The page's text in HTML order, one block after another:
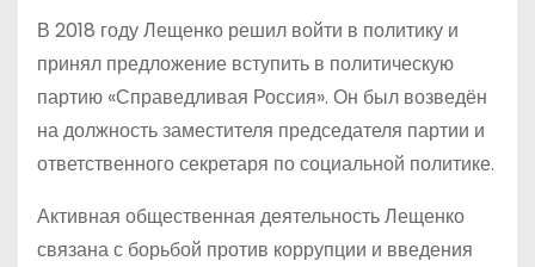
В 2018 году Лещенко решил войти в политику и
принял предложение вступить в политическую
партию «Справедливая Россия». Он был возведён
на должность заместителя председателя партии и
ответственного секретаря по социальной политике.
Активная общественная деятельность Лещенко
связана с борьбой против коррупции и введения